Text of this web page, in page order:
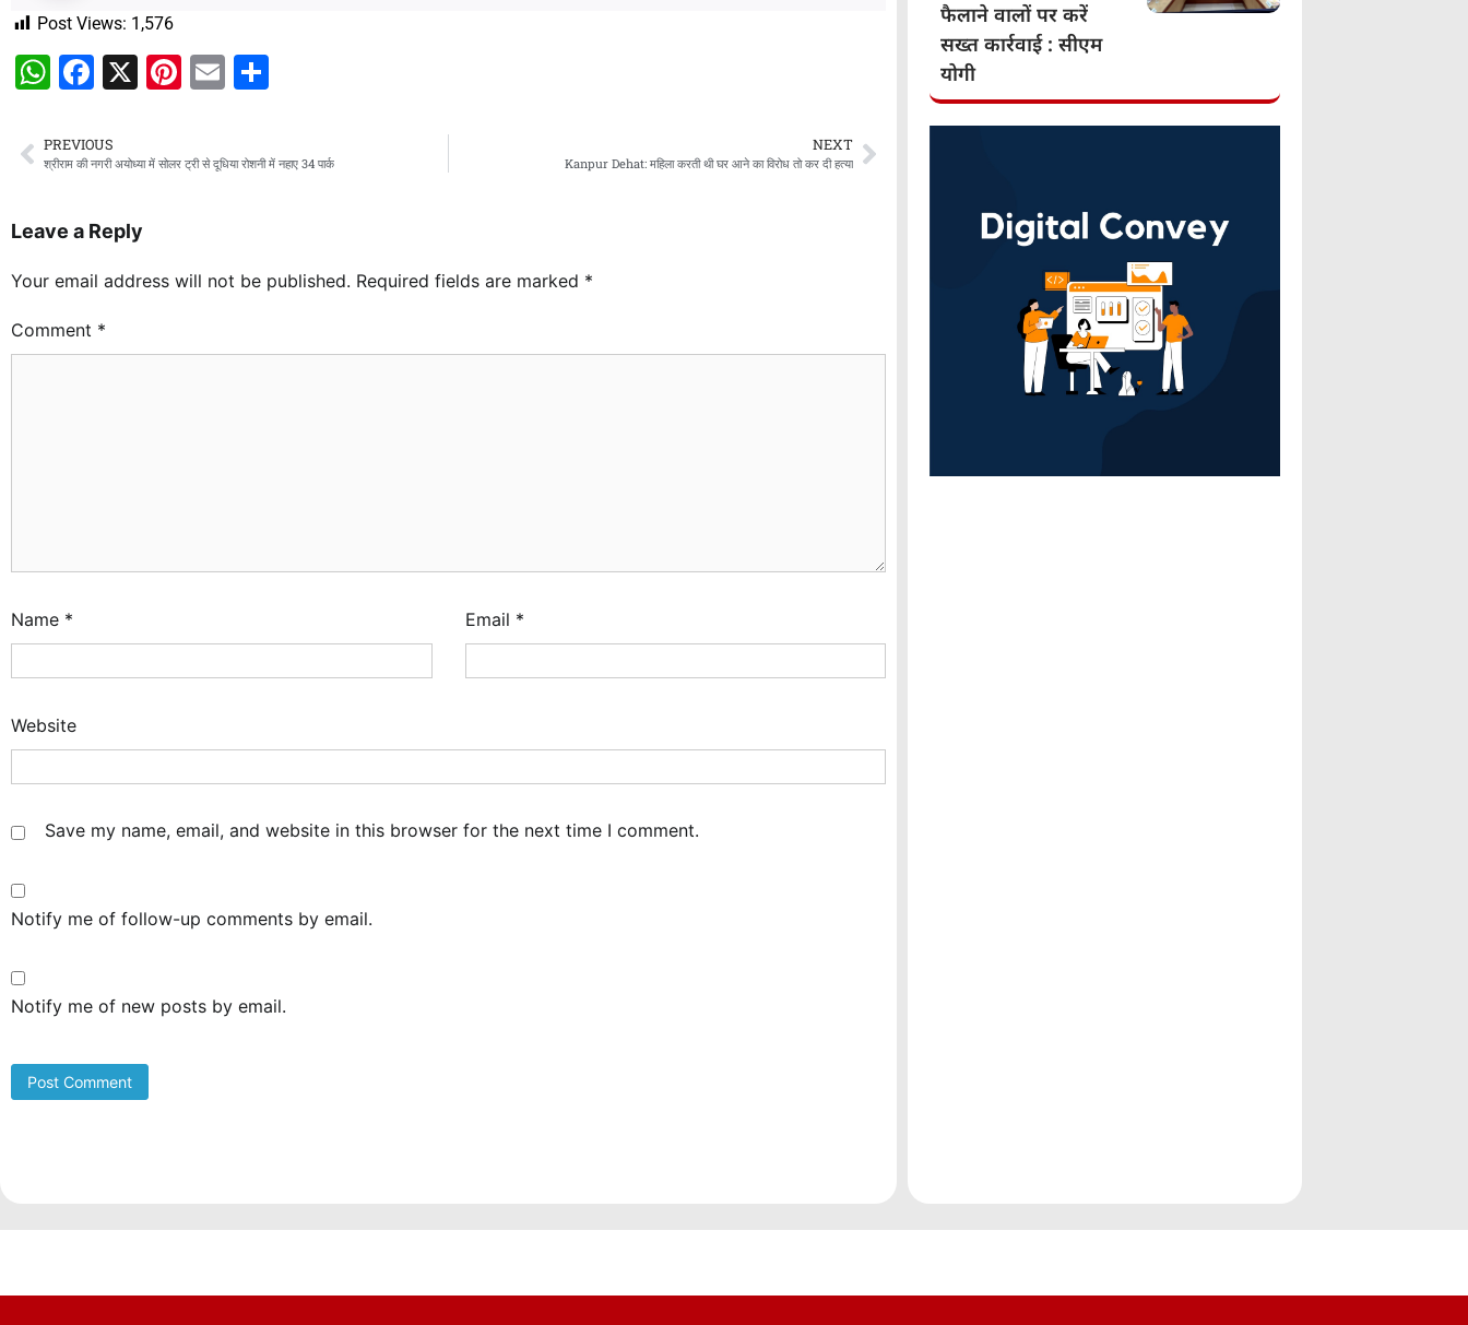
Post Views: 1,576
WhatsApp
Facebook
X Pinterest
Email
PREVIOUS
श्रीराम की नगरी अयोध्या में सोलर ट्री से दूधिया रोशनी में नहाए 34 पार्क
NEXT
Kanpur Dehat: महिला करती थी घर आने का विरोध तो कर दी हत्या
Leave a Reply
Your email address will not be published. Required fields are marked *
Comment *
Name * Email *
Website
Save my name, email, and website in this browser for the next time I comment.
Notify me of follow-up comments by email.
Notify me of new posts by email.
फैलाने वालों पर करें
सख्त कार्रवाई : सीएम
योगी